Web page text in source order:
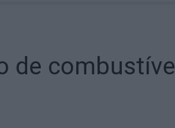
de combustível